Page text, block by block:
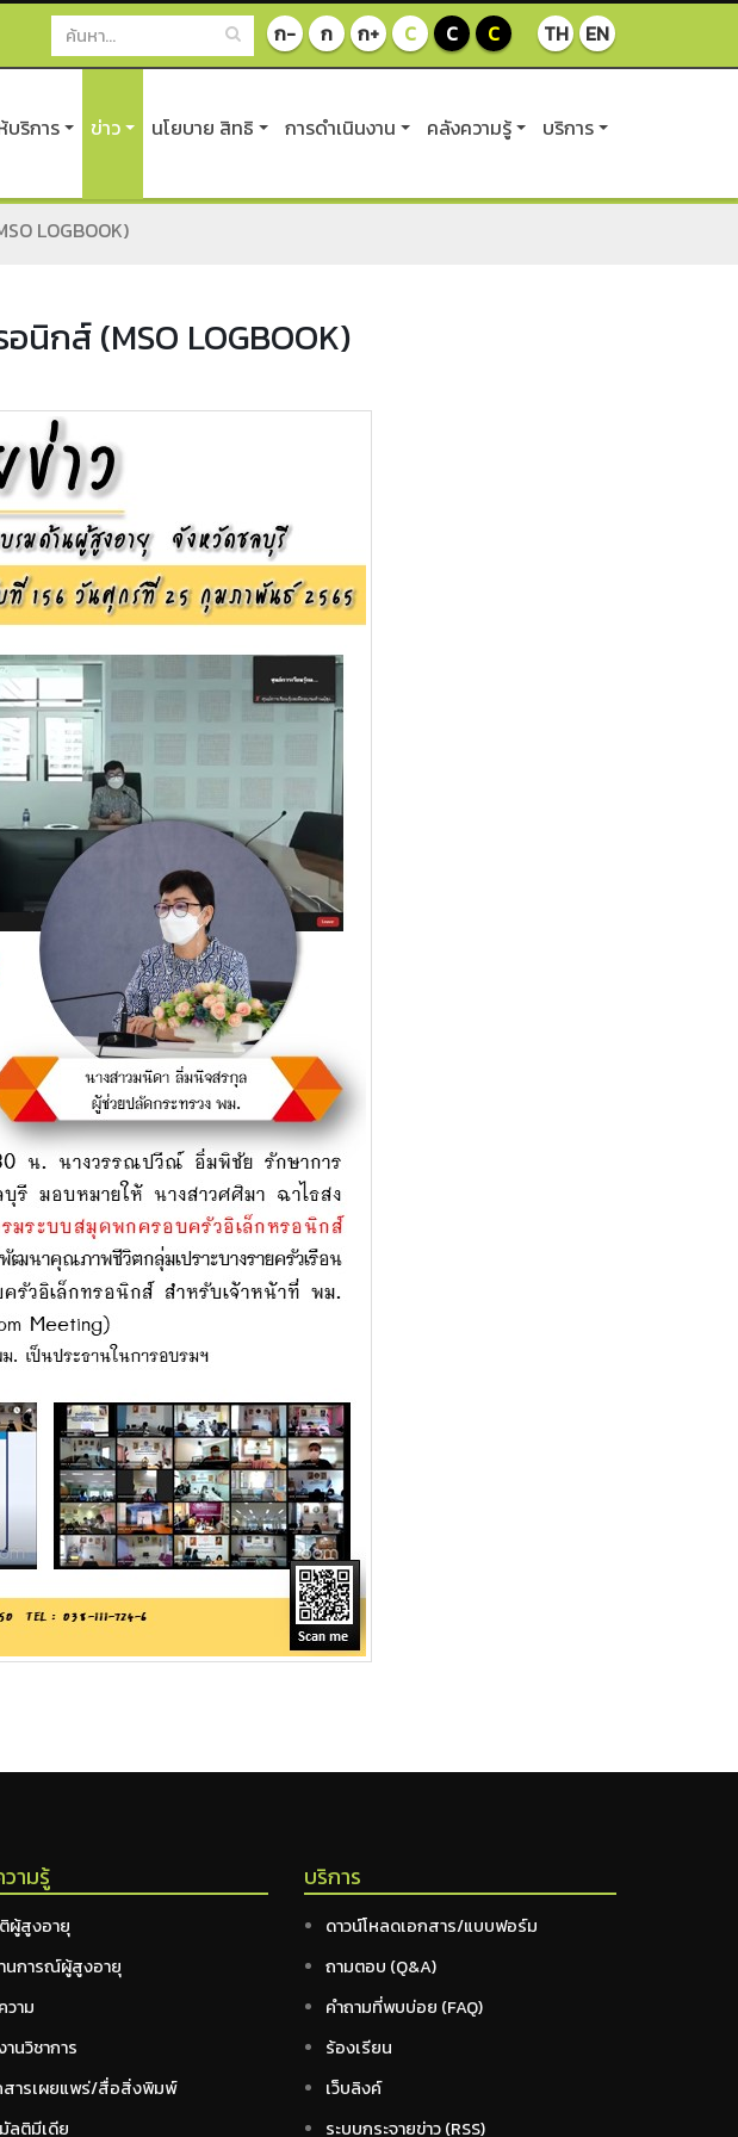
TH EN
ก- ก ก+ C C C
บริการ ข่าว นโยบาย สิทธิ การดำเนินงาน คลังความรู้ บริการ
LOGBOOK)
กส์ (MSO LOGBOOK)
ามรู้
ผู้สูงอายุ
นการณ์ผู้สูงอายุ
วาม
นวิชาการ
สารเผยแพร่/สื่อสิ่งพิมพ์
ลติมีเดีย
บริการ
ดาวน์โหลดเอกสาร/แบบฟอร์ม
ถามตอบ (Q&A)
คำถามที่พบบ่อย (FAQ)
ร้องเรียน
เว็บลิงค์
ระบบกระจายข่าว (RSS)